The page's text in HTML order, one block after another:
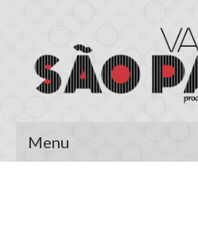
Menu